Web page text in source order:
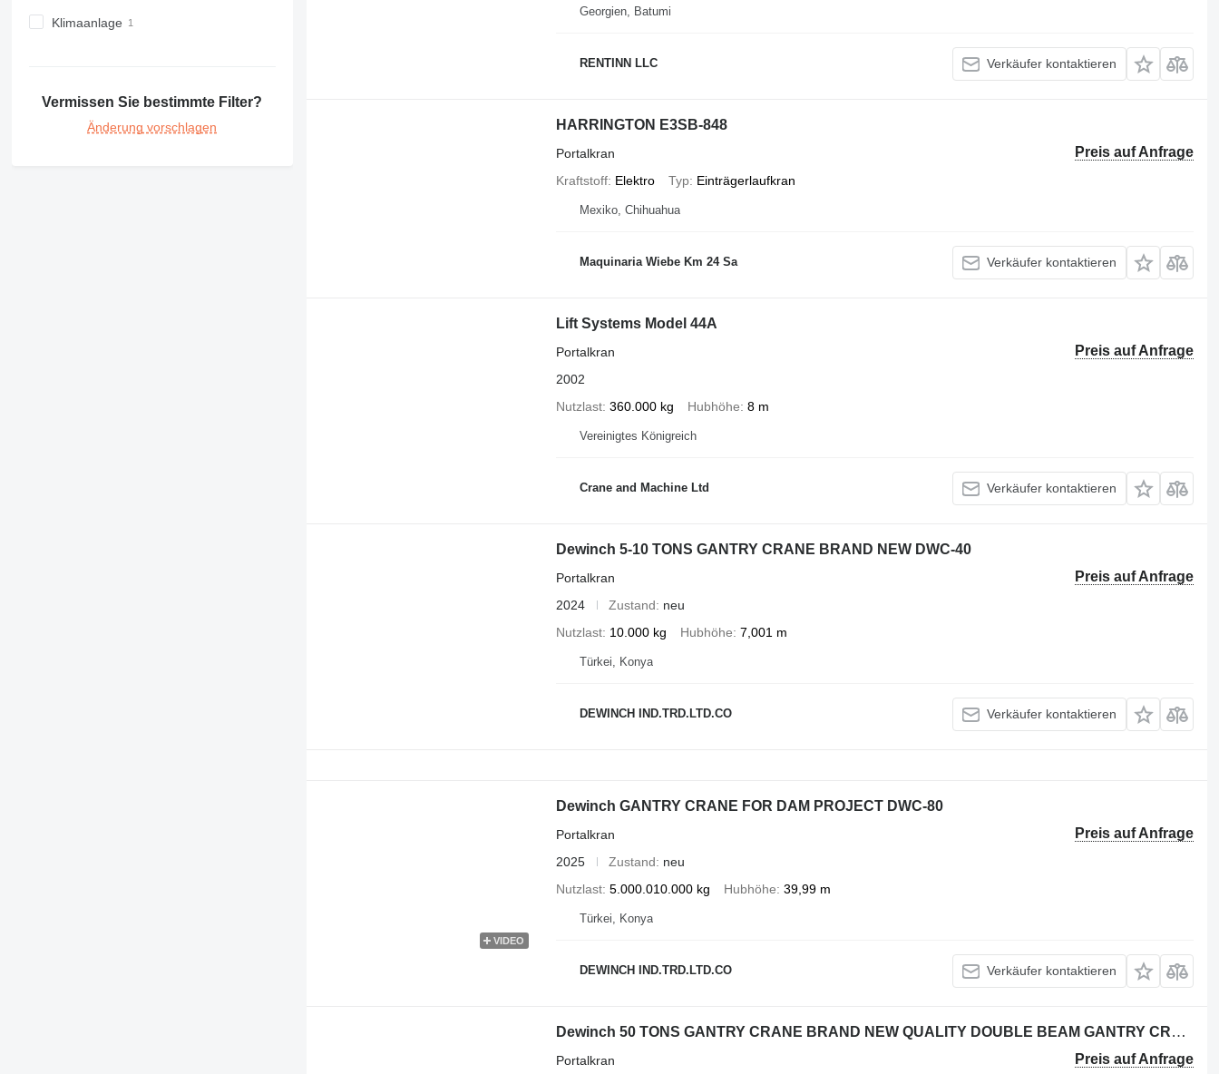
Klimaanlage
Vermissen Sie bestimmte Filter?
Änderung vorschlagen
Georgien, Batumi
RENTINN LLC Verkäufer kontaktieren
HARRINGTON E3SB-848
Preis auf Anfrage
Portalkran
Kraftstoff Elektro Typ Einträgerlaufkran
Mexiko, Chihuahua
Maquinaria Wiebe Km 24 Sa Verkäufer kontaktieren
Lift Systems Model 44A
Preis auf Anfrage
Portalkran
2002
Nutzlast 360.000 kg Hubhöhe 8 m
Vereinigtes Königreich
Crane and Machine Ltd Verkäufer kontaktieren
Dewinch 5-10 TONS GANTRY CRANE BRAND NEW DWC-40
Preis auf Anfrage
Portalkran
2024
Zustand
neu
Nutzlast 10.000 kg Hubhöhe 7,001 m
Türkei, Konya
DEWINCH IND.TRD.LTD.CO Verkäufer kontaktieren
VIDEO
Dewinch GANTRY CRANE FOR DAM PROJECT DWC-80
Preis auf Anfrage
Portalkran
2025
Zustand
neu
Nutzlast 5.000.010.000 kg Hubhöhe 39,99 m
Türkei, Konya
DEWINCH IND.TRD.LTD.CO Verkäufer kontaktieren
Dewinch 50 TONS GANTRY CRANE BRAND NEW QUALITY DOUBLE BEAM GANTRY CRANE
Preis auf Anfrage
Portalkran